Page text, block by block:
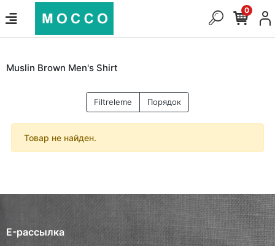
0
Muslin Brown Men's Shirt
Filtreleme Порядок
Товар не найден.
E-рассылка